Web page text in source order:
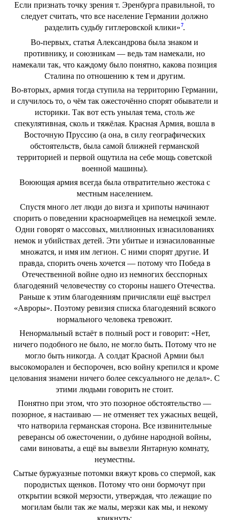
Если признать точку зрения т. Эренбурга правильной, то
следует считать, что все население Германии должно
разделить судьбу гитлеровской клики»7.
Во-первых, статья Александрова была знаком и
противнику, и союзникам — ведь там намекали, но
намекали так, что каждому было понятно, какова позиция
Сталина по отношению к тем и другим.
Во-вторых, армия тогда ступила на территорию Германии,
и случилось то, о чём так ожесточённо спорят обыватели и
историки. Так вот есть унылая тема, столь же
спекулятивная, сколь и тяжёлая. Красная Армия, вошла в
Восточную Пруссию (а она, в силу географических
обстоятельств, была самой ближней германской
территорией и первой ощутила на себе мощь советской
военной машины).
Воюющая армия всегда была отвратительно жестока с
местным населением.
Спустя много лет люди до визга и хрипоты начинают
спорить о поведении красноармейцев на немецкой земле.
Одни говорят о массовых, миллионных изнасилованиях
немок и убийствах детей. Эти убитые и изнасилованные
множатся, и имя им легион. С ними спорят другие. И
правда, спорить очень хочется — потому что Победа в
Отечественной войне одно из немногих бесспорных
благодеяний человечеству со стороны нашего Отечества.
Раньше к этим благодеяниям причисляли ещё выстрел
«Авроры». Поэтому ревизия списка благодеяний всякого
нормального человека тревожит.
Ненормальный встаёт в полный рост и говорит: «Нет,
ничего подобного не было, не могло быть. Потому что не
могло быть никогда. А солдат Красной Армии был
высокоморален и беспорочен, всю войну крепился и кроме
целования знамени ничего более сексуального не делал». С
этими людьми говорить не стоит.
Понятно при этом, что это позорное обстоятельство —
позорное, я настаиваю — не отменяет тех ужасных вещей,
что натворила германская сторона. Все извинительные
реверансы об ожесточении, о дубине народной войны,
сами виноваты, а ещё вы вывезли Янтарную комнату,
неуместны.
Сытые буржуазные потомки вяжут кровь со спермой, как
породистых щенков. Потому что они бормочут при
открытии всякой мерзости, утверждая, что лежащие по
могилам были так же малы, мерзки как мы, и некому
крикнуть: